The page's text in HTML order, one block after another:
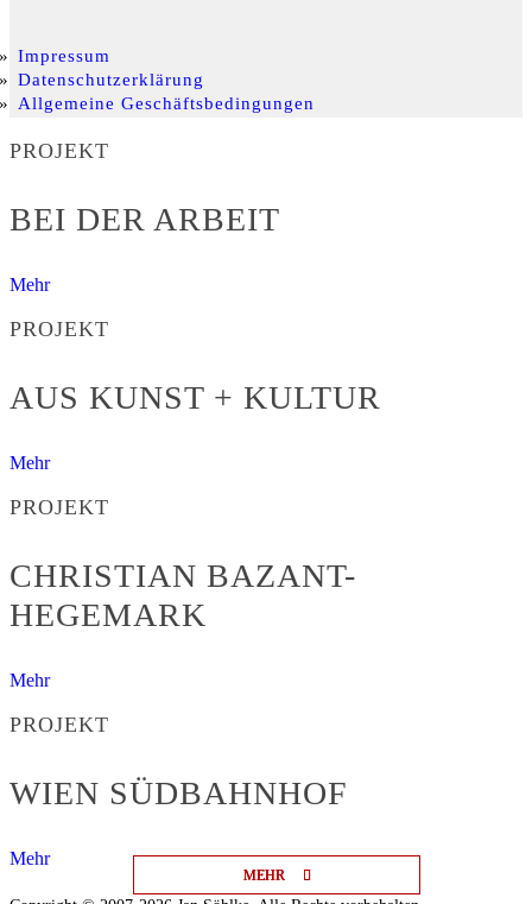
MEHR
MEHR
MEHR
Impressum
Datenschutzerklärung
Allgemeine Geschäftsbedingungen
PROJEKT
BEI DER ARBEIT
Mehr
PROJEKT
AUS KUNST + KULTUR
Mehr
PROJEKT
CHRISTIAN BAZANT-
HEGEMARK
Mehr
PROJEKT
WIEN SÜDBAHNHOF
Mehr